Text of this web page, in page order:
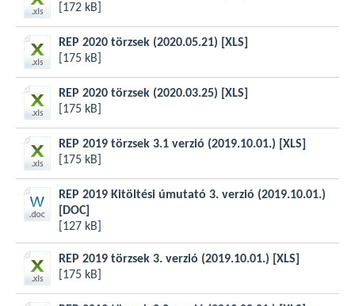
[172 kB]
REP 2020 törzsek (2020.05.21)
[XLS]
[175 kB]
REP 2020 törzsek (2020.03.25)
[XLS]
[175 kB]
REP 2019 törzsek 3.1 verzió (2019.10.01.)
[XLS]
[175 kB]
REP 2019 Kitöltési úmutató 3. verzió (2019.10.01.)
[DOC]
[127 kB]
REP 2019 törzsek 3. verzió (2019.10.01.)
[XLS]
[175 kB]